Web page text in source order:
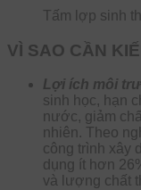
Tấm lợp sinh
VÌ SAO CẦN
Lợi ích môi
sinh học, hạn
nước, giảm
nhiên. Theo
công trình xây
dụng ít hơn
và lượng chất